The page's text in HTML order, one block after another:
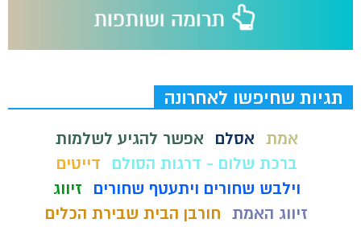
תגיות שחיפשו לאחרונה
אמת אסלם
אפשר להגיע לשלמות
ברכת שלום - דרגות הסולם
דייטים
וילבש שחורים ויתעטף שחורים
זיווג
זיווג האמת חורבן הבית שבירת הכלים